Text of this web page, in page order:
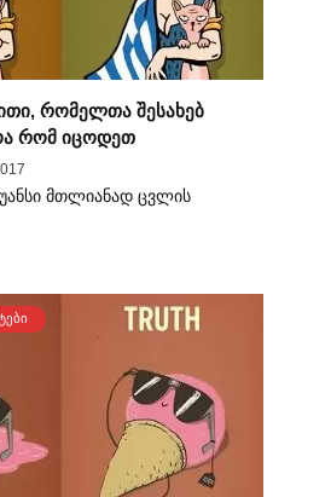
რომელთა შესახებ
რომ იცოდეთ
მთლიანად ცვლის